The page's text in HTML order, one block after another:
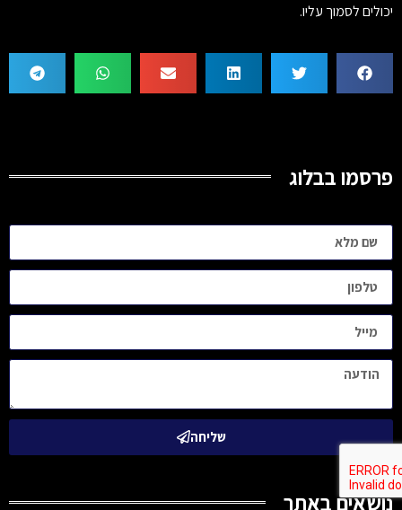
יכולים לסמוך עליו.
פרסמו בבלוג
שליחה
נושאים באתר